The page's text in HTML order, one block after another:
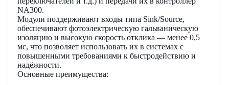
NA300.
Модули поддерживают входы типа Sink/Source,
обеспечивают фотоэлектрическую гальваническую
изоляцию и высокую скорость отклика — менее 0,5
мс, что позволяет использовать их в системах с
повышенными требованиями к быстродействию и
надёжности.
Основные преимущества: